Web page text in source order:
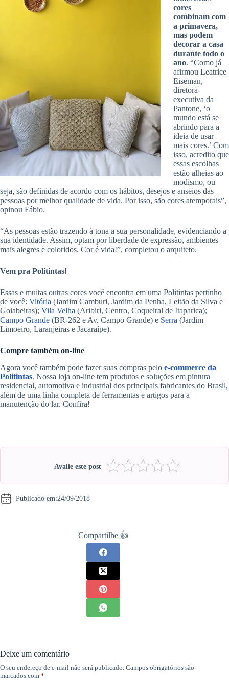
cores
combinam com
a primavera,
mas podem
decorar a casa
durante todo o
ano. “Como já
afirmou Leatrice
Eiseman,
diretora-
executiva da
Pantone, ‘o
mundo está se
abrindo para a
ideia de usar
mais cores.’ Com
isso, acredito que
essas escolhas
estão alheias ao
modismo, ou
seja, são definidas de acordo com os hábitos, desejos e anseios das
pessoas por melhor qualidade de vida. Por isso, são cores atemporais”,
opinou Fábio.
“As pessoas estão trazendo à tona a sua personalidade, evidenciando a
sua identidade. Assim, optam por liberdade de expressão, ambientes
mais alegres e coloridos. Cor é vida!”, completou o arquiteto.
Vem pra Politintas!
Essas e muitas outras cores você encontra em uma Politintas pertinho
de você: Vitória (Jardim Camburi, Jardim da Penha, Leitão da Silva e
Goiabeiras); Vila Velha (Aribiri, Centro, Coqueiral de Itaparica);
Campo Grande (BR-262 e Av. Campo Grande) e Serra (Jardim
Limoeiro, Laranjeiras e Jacaraípe).
Compre também on-line
Agora você também pode fazer suas compras pelo e-commerce da
Politintas. Nossa loja on-line tem produtos e soluções em pintura
residencial, automotiva e industrial dos principais fabricantes do Brasil,
além de uma linha completa de ferramentas e artigos para a
manutenção do lar. Confira!
Avalie este post
Publicado em:24/09/2018
Compartilhe 👍
Deixe um comentário
O seu endereço de e-mail não será publicado. Campos obrigatórios são
marcados com *